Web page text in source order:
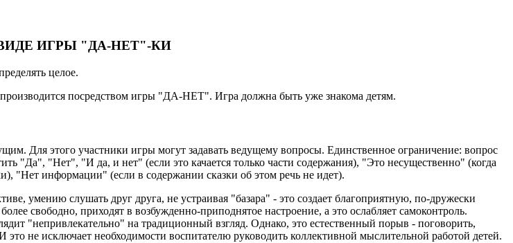
ИГРЫ "ДА-НЕТ"-КИ
целое.
производится посредством игры "ДА-НЕТ". Игра должна быть уже знакома детям.
Для этого участники игры могут задавать ведущему вопросы. Единственное ограничение: вопрос
"Да", "Нет", "И да, и нет" (если это качается только части содержания), "Это несущественно" (когда
"Нет информации" (если в содержании сказки об этом речь не идет).
умению слушать друг друга, не устраивая "базара" - это создает благоприятную, по-дружески
свободно, приходят в возбужденно-приподнятое настроение, а это ослабляет самоконтроль.
"непривлекательно" на традиционный взгляд. Однако, это естественный порыв - поговорить,
не исключает необходимости воспитателю руководить коллективной мыслительной работой детей.